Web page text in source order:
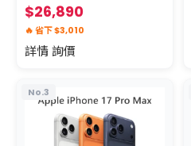
$26,890
🔥 省下 $3,010
詳情 詢價
No.3